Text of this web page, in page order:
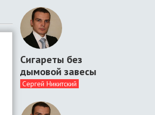
Сигареты без
дымовой завесы
Сергей Никитский